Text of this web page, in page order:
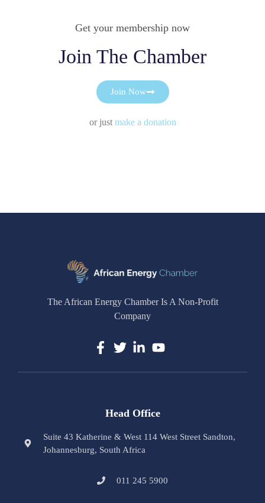
Get your membership now
Join The Chamber
Join Now
or just make a donation
The African Energy Chamber Is A Non-Profit
Company
Head Office
Suite 43 Katherine & West 114 West Street Sandton,
Johannesburg, South Africa
011 245 5900